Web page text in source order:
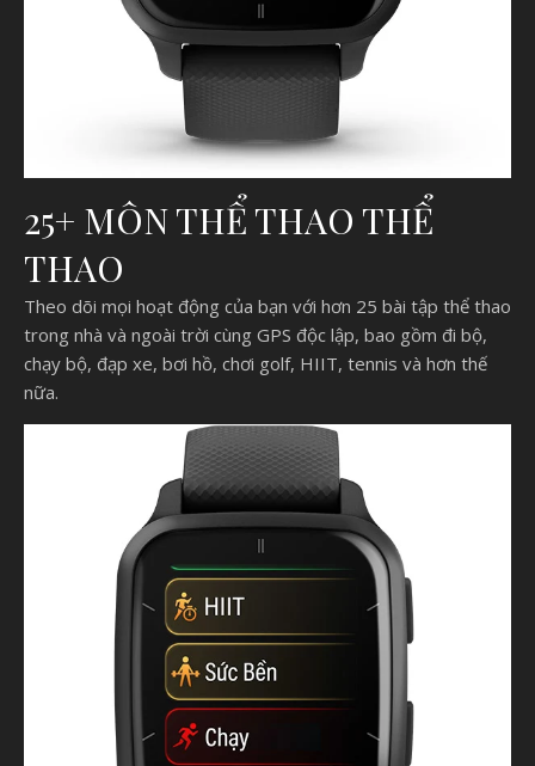
25+ MÔN THỂ THAO THỂ
THAO
Theo dõi mọi hoạt động của bạn với hơn 25 bài tập thể thao
trong nhà và ngoài trời cùng GPS độc lập, bao gồm đi bộ,
chạy bộ, đạp xe, bơi hồ, chơi golf, HIIT, tennis và hơn thế
nữa.